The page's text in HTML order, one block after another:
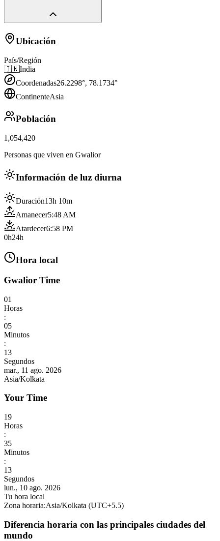
Ubicación
País/Región
🇮🇳India
Coordenadas26.2298°, 78.1734°
ContinenteAsia
Población
1,054,420
Personas que viven en Gwalior
Información de luz diurna
Duración13h 10m
Amanecer5:48 AM
Atardecer6:58 PM
0h24h
Hora local
Gwalior Time
01
Horas
:
05
Minutos
:
15
Segundos
mar., 11 ago. 2026
Asia/Kolkata
Your Time
19
Horas
:
35
Minutos
:
15
Segundos
lun., 10 ago. 2026
Tu hora local
Zona horaria:Asia/Kolkata (UTC+5.5)
Diferencia horaria con las principales ciudades del
mundo